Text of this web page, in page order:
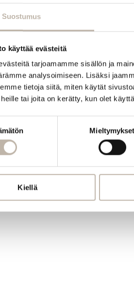
Suostumus
käyttää evästeitä
tarjoamamme sisällön ja
analysoimiseen. Lisäksi
tietoja siitä, miten käytät
tai joita on kerätty, kun olet
Mieltymykset
Kiellä